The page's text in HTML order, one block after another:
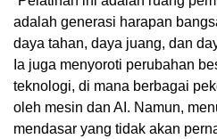
adalah generasi harapan
daya tahan, daya juang, dan
Ia juga menyoroti perubahan
teknologi, di mana berbagai
oleh mesin dan AI. Namun,
mendasar yang tidak akan